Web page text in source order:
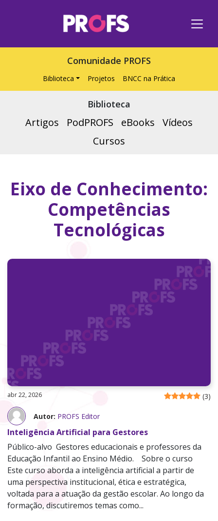
Comunidade PROFS
Biblioteca Projetos BNCC na Prática
Biblioteca
Artigos PodPROFS eBooks
Vídeos
Cursos
Eixo de Conhecimento:
Competências
Tecnológicas
abr 22, 2026 (3)
Autor: PROFS Editor
Inteligência Artificial para Gestores
Público-alvo Gestores educacionais e professores da
Educação Infantil ao Ensino Médio. Sobre o curso
Este curso aborda a inteligência artificial a partir de
uma perspectiva institucional, ética e estratégica,
voltada para a atuação da gestão escolar. Ao longo da
formação, discutiremos temas como...